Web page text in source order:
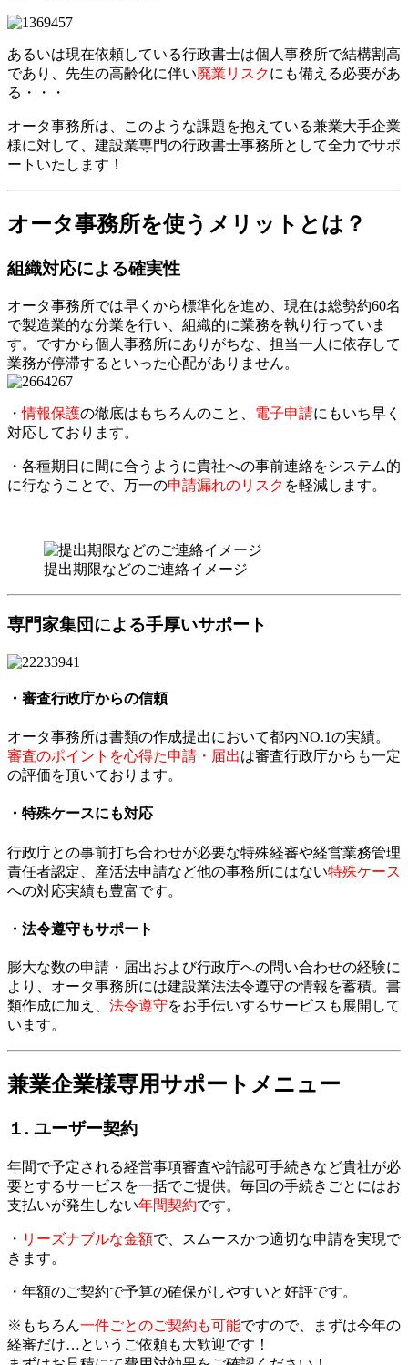
あるいは現在依頼している行政書士は個人事務所で結構割高
であり、先生の高齢化に伴い廃業リスクにも備える必要があ
る・・・
オータ事務所は、このような課題を抱えている兼業大手企業
様に対して、建設業専門の行政書士事務所として全力でサポ
ートいたします！
オータ事務所を使うメリットとは？
組織対応による確実性
オータ事務所では早くから標準化を進め、現在は総勢約60名
で製造業的な分業を行い、組織的に業務を執り行っていま
す。ですから個人事務所にありがちな、担当一人に依存して
業務が停滞するといった心配がありません。
・情報保護の徹底はもちろんのこと、 電子申請にもいち早く
対応しております。
・各種期日に間に合うように貴社への事前連絡をシステム的
に行なうことで、万一の申請漏れのリスク を軽減します。
提出期限などのご連絡イメージ
専門家集団による手厚いサポート
・審査行政庁からの信頼
オータ事務所は書類の作成提出において都内NO.1の実績。
審査のポイントを心得た申請・届出は審査行政庁からも一定
の評価を頂いております。
・特殊ケースにも対応
行政庁との事前打ち合わせが必要な特殊経審や経営業務管理
責任者認定、産活法申請など他の事務所にはない特殊ケース
への対応実績も豊富です。
・法令遵守もサポート
膨大な数の申請・届出および行政庁への問い合わせの経験に
より、オータ事務所には建設業法法令遵守の情報を蓄積。書
類作成に加え、 法令遵守をお手伝いするサービス も展開して
います。
兼業企業様専用サポートメニュー
１. ユーザー契約
年間で予定される経営事項審査や許認可手続きなど貴社が必
要とするサービスを一括でご提供。毎回の手続きごとにはお
支払いが発生しない年間契約です。
・ リーズナブルな金額で、スムースかつ適切な申請を実現で
きます。
・年額のご契約で予算の確保がしやすいと好評です。
※もちろん一件ごとのご契約も可能ですので、まずは今年の
経審だけ…というご依頼も大歓迎です！